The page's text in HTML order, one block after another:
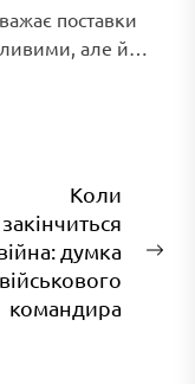
поставки
але й
що німці
Коли
закінчиться
думка
військового
командира